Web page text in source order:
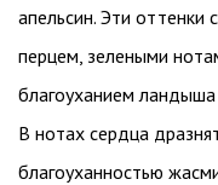
апельсин. Эти оттенки
перцем, зелеными
благоуханием ландыша
В нотах сердца
благоуханностью